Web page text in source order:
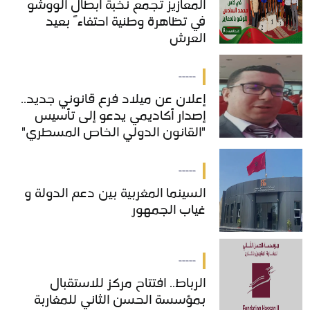
في تظاهرة وطنية احتفاءً بعيد
العرش
المعازيز تجمع نخبة أبطال الووشو
في تظاهرة وطنية احتفاءً بعيد
العرش
-----
إعلان عن ميلاد فرع قانوني جديد..
إصدار أكاديمي يدعو إلى تأسيس
"القانون الدولي الخاص المسطري"
بالمغرب
إعلان عن ميلاد فرع قانوني جديد..
إصدار أكاديمي يدعو إلى تأسيس
"القانون الدولي الخاص المسطري"
-----
السينما المغربية بين دعم الدولة و
غياب الجمهور
السينما المغربية بين دعم الدولة و
غياب الجمهور
-----
الرباط.. افتتاح مركز للاستقبال
بمؤسسة الحسن الثاني للمغاربة
الرباط.. افتتاح مركز للاستقبال
بمؤسسة الحسن الثاني للمغاربة